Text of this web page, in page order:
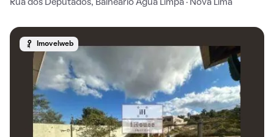
Rua dos Deputados, Balneário Água Limpa · Nova Lima
Imovelweb